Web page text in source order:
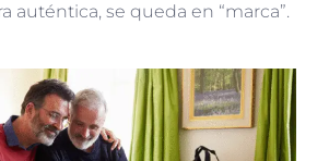
auténtica, se queda en “marca”.